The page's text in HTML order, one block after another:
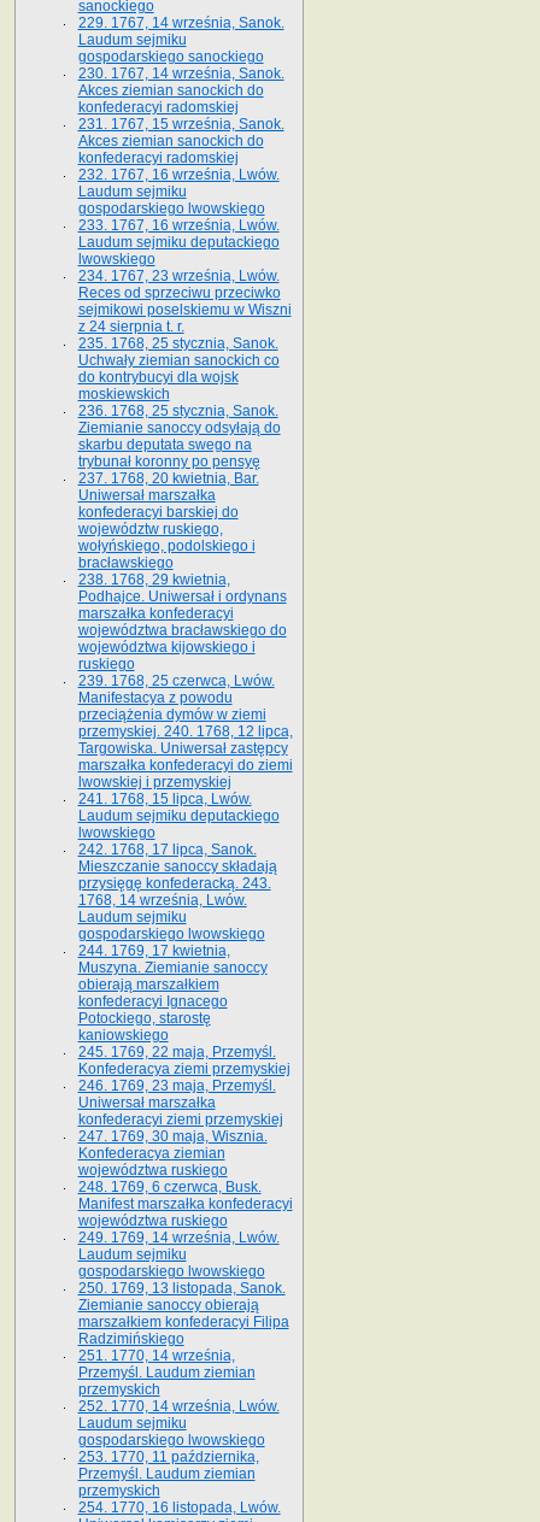
sanockiego
229. 1767, 14 września, Sanok.
Laudum sejmiku
gospodarskiego sanockiego
230. 1767, 14 września, Sanok.
Akces ziemian sanockich do
konfederacyi radomskiej
231. 1767, 15 września, Sanok.
Akces ziemian sanockich do
konfederacyi radomskiej
232. 1767, 16 września, Lwów.
Laudum sejmiku
gospodarskiego lwowskiego
233. 1767, 16 września, Lwów.
Laudum sejmiku deputackiego
lwowskiego
234. 1767, 23 września, Lwów.
Reces od sprzeciwu przeciwko
sejmikowi poselskiemu w Wiszni
z 24 sierpnia t. r.
235. 1768, 25 stycznia, Sanok.
Uchwały ziemian sanockich co
do kontrybucyi dla wojsk
moskiewskich
236. 1768, 25 stycznia, Sanok.
Ziemianie sanoccy odsyłają do
skarbu deputata swego na
trybunał koronny po pensyę
237. 1768, 20 kwietnia, Bar.
Uniwersał marszałka
konfederacyi barskiej do
województw ruskiego,
wołyńskiego, podolskiego i
bracławskiego
238. 1768, 29 kwietnia,
Podhajce. Uniwersał i ordynans
marszałka konfederacyi
województwa bracławskiego do
wo­jewództwa kijowskiego i
ruskiego
239. 1768, 25 czerwca, Lwów.
Manifestacya z powodu
przeciążenia dymów w ziemi
przemyskiej. 240. 1768, 12 lipca,
Targowiska. Uniwersał zastępcy
marszałka konfederacyi do ziemi
lwowskiej i przemyskiej
241. 1768, 15 lipca, Lwów.
Laudum sejmiku deputackiego
lwowskiego
242. 1768, 17 lipca, Sanok.
Mieszczanie sanoccy składają
przysięgę konfederacką. 243.
1768, 14 września, Lwów.
Laudum sejmiku
gospodarskiego lwowskiego
244. 1769, 17 kwietnia,
Muszyna. Ziemianie sanoccy
obierają marszałkiem
konfederacyi Ignacego
Potockiego, starostę
kaniowskiego
245. 1769, 22 maja, Przemyśl.
Konfederacya ziemi przemyskiej
246. 1769, 23 maja, Przemyśl.
Uniwersał marszałka
konfederacyi ziemi przemyskiej
247. 1769, 30 maja, Wisznia.
Konfederacya ziemian
województwa ruskiego
248. 1769, 6 czerwca, Busk.
Manifest marszałka konfederacyi
województwa ruskiego
249. 1769, 14 września, Lwów.
Laudum sejmiku
gospodarskiego lwowskiego
250. 1769, 13 listopada, Sanok.
Ziemianie sanoccy obierają
marszałkiem konfederacyi Filipa
Radzimińskiego
251. 1770, 14 września,
Przemyśl. Laudum ziemian
przemyskich
252. 1770, 14 września, Lwów.
Laudum sejmiku
gospodarskiego lwowskiego
253. 1770, 11 października,
Przemyśl. Laudum ziemian
przemyskich
254. 1770, 16 listopada, Lwów.